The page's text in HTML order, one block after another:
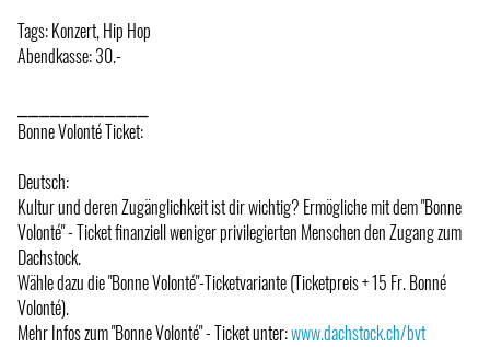
Tags: Konzert, Hip Hop
Abendkasse: 30.-
Bonne Volonté Ticket:
Deutsch:
Kultur und deren Zugänglichkeit ist dir wichtig? Ermögliche mit dem "Bonne
Volonté" - Ticket finanziell weniger privilegierten Menschen den Zugang zum
Dachstock.
Wähle dazu die "Bonne Volonté"-Ticketvariante (Ticketpreis + 15 Fr. Bonné
Volonté).
Mehr Infos zum "Bonne Volonté" - Ticket unter:www.dachstock.ch/bvt